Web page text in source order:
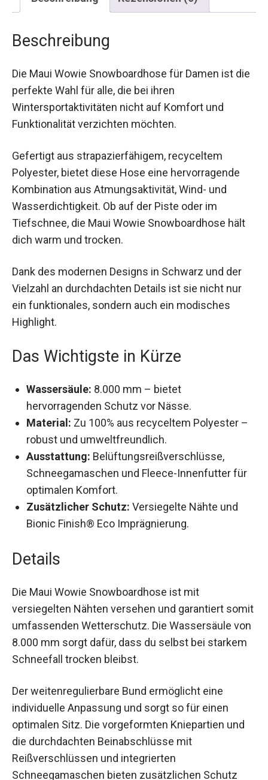
Beschreibung
die perfekte Wahl für alle, die bei ihren
Wintersportaktivitäten nicht auf Komfort und
Funktionalität verzichten möchten.
Polyester, bietet diese Hose eine hervorragende
Kombination aus Atmungsaktivität, Wind- und
Wasserdichtigkeit. Ob auf der Piste oder im
Tiefschnee, die Maui Wowie Snowboardhose hält
dich warm und trocken.
Vielzahl an durchdachten Details ist sie nicht nur
ein funktionales, sondern auch ein modisches
Highlight.
Das Wichtigste in Kürze
hervorragenden Schutz vor Nässe.
Material:Zu 100% aus recyceltem Polyester
– robust und umweltfreundlich.
Ausstattung:Belüftungsreißverschlüsse,
Schneegamaschen und Fleece-Innenfutter für
optimalen Komfort.
Zusätzlicher Schutz:
Bionic Finish® Eco Imprägnierung.
Details
versiegelten Nähten versehen und garantiert
somit umfassenden Wetterschutz. Die
Wassersäule von 8.000 mm sorgt dafür, dass du
selbst bei starkem Schneefall trocken bleibst.
individuelle Anpassung und sorgt so für einen
optimalen Sitz. Die vorgeformten Kniepartien und
die durchdachten Beinabschlüsse mit
Reißverschlüssen und integrierten
Schneegamaschen bieten zusätzlichen Schutz